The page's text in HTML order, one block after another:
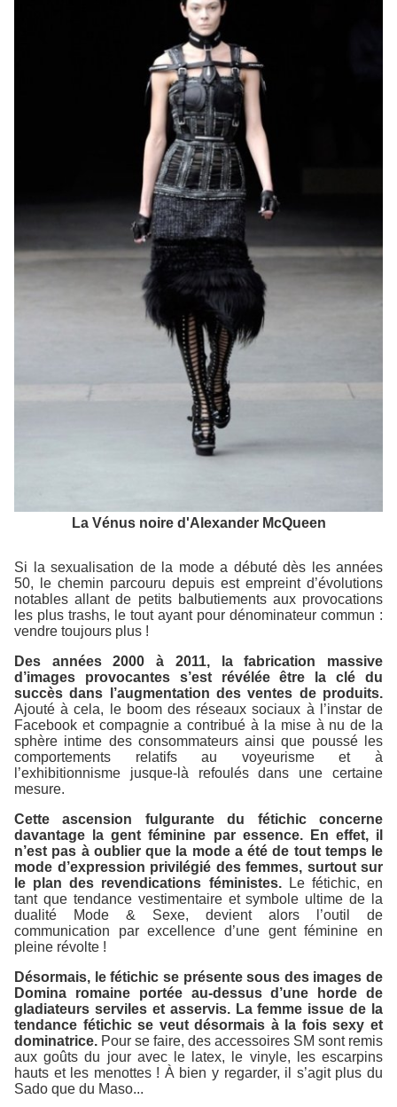
La Vénus noire d'Alexander McQueen
Si la sexualisation de la mode a débuté dès les années
50, le chemin parcouru depuis est empreint d’évolutions
notables allant de petits balbutiements aux provocations
les plus trashs, le tout ayant pour dénominateur commun :
vendre toujours plus !
Des années 2000 à 2011, la fabrication massive
d’images provocantes s’est révélée être la clé du
succès dans l’augmentation des ventes de produits.
Ajouté à cela, le boom des réseaux sociaux à l’instar de
Facebook et compagnie a contribué à la mise à nu de la
sphère intime des consommateurs ainsi que poussé les
comportements relatifs au voyeurisme et à
l’exhibitionnisme jusque-là refoulés dans une certaine
mesure.
Cette ascension fulgurante du fétichic concerne
davantage la gent féminine par essence. En effet, il
n’est pas à oublier que la mode a été de tout temps le
mode d’expression privilégié des femmes, surtout sur
le plan des revendications féministes.Le fétichic, en
tant que tendance vestimentaire et symbole ultime de la
dualité Mode & Sexe, devient alors l’outil de
communication par excellence d’une gent féminine en
pleine révolte !
Désormais, le fétichic se présente sous des images de
Domina romaine portée au-dessus d’une horde de
gladiateurs serviles et asservis. La femme issue de la
tendance fétichic se veut désormais à la fois sexy et
dominatrice. Pour se faire, des accessoires SM sont remis
aux goûts du jour avec le latex, le vinyle, les escarpins
hauts et les menottes ! À bien y regarder, il s’agit plus du
Sado que du Maso...